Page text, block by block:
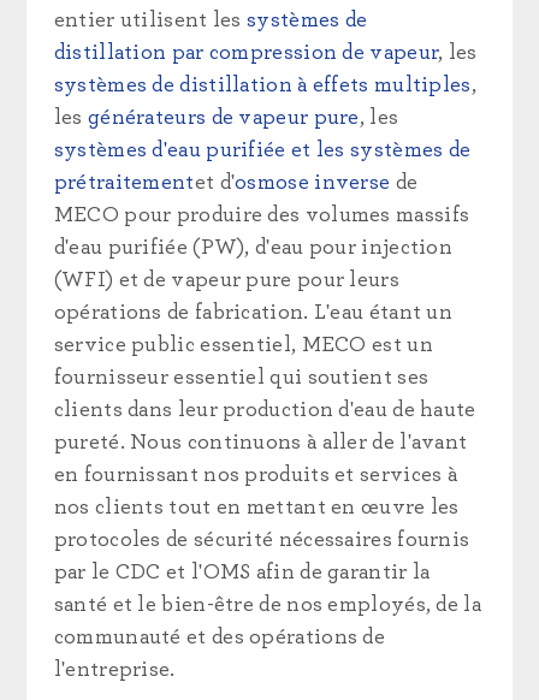
entier utilisent lessystèmes de
distillation par compression de vapeur, les
systèmes de distillation à effets multiples,
les générateurs de vapeur pure, les
systèmes d'eau purifiée et les systèmes de
prétraitementet d'osmose inverse de
MECO pour produire des volumes massifs
d'eau purifiée (PW), d'eau pour injection
(WFI) et de vapeur pure pour leurs
opérations de fabrication. L'eau étant un
service public essentiel, MECO est un
fournisseur essentiel qui soutient ses
clients dans leur production d'eau de haute
pureté. Nous continuons à aller de l'avant
en fournissant nos produits et services à
nos clients tout en mettant en œuvre les
protocoles de sécurité nécessaires fournis
par le CDC et l'OMS afin de garantir la
santé et le bien-être de nos employés, de la
communauté et des opérations de
l'entreprise.